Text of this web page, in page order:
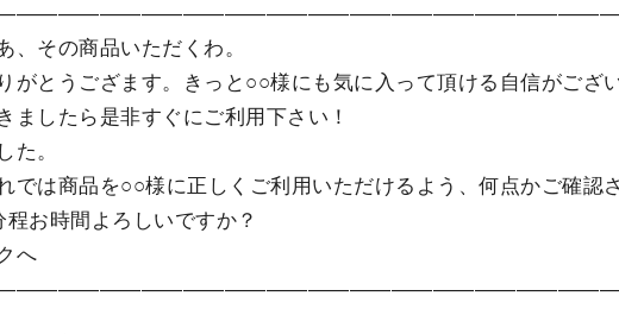
、その商品いただくわ。
がとうござます。きっと○○様にも気に入って頂ける自信がござ
非すぐにご利用下さい！
た。
では商品を○○様に正しくご利用いただけるよう、何点かご確認
よろしいですか？
へ